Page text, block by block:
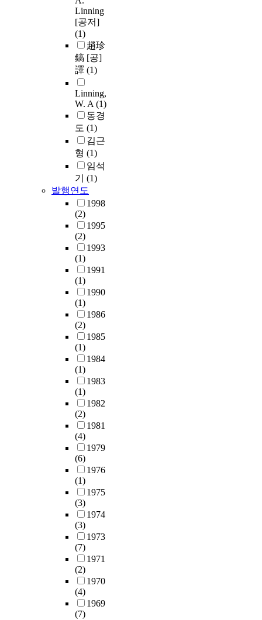
Linning
[공저]
(1)
趙珍
鎬 [공]
譯 (1)
Linning,
W. A(1)
동경
도 (1)
김근
형 (1)
임석
기 (1)
발행연도
1998
(2)
1995
(2)
1993
(1)
1991
(1)
1990
(1)
1986
(2)
1985
(1)
1984
(1)
1983
(1)
1982
(2)
1981
(4)
1979
(6)
1976
(1)
1975
(3)
1974
(3)
1973
(7)
1971
(2)
1970
(4)
1969
(7)